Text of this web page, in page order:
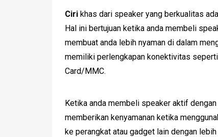
Ciri khas dari speaker yang berkualitas
Hal ini bertujuan ketika anda membeli
membuat anda lebih nyaman di dalam
memiliki perlengkapan konektivitas seperti
Card/MMC.
Ketika anda membeli speaker aktif
memberikan kenyamanan ketika
ke perangkat atau gadget lain dengan